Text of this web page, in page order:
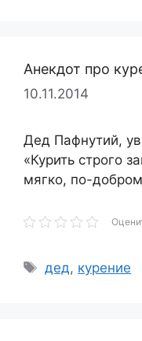
Анекдот про
10.11.2014
Дед Пафнутий,
«Курить строго
мягко, по-
Метки
дед, курение